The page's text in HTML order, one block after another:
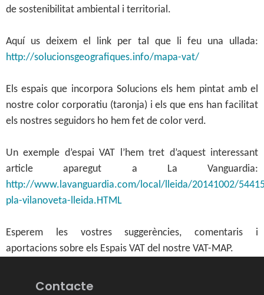
de sostenibilitat ambiental i territorial.
Aquí us deixem el link per tal que li feu una ullada:
http://solucionsgeografiques.info/mapa-vat/
Els espais que incorpora Solucions els hem pintat amb el
nostre color corporatiu (taronja) i els que ens han facilitat
els nostres seguidors ho hem fet de color verd.
Un exemple d’espai VAT l’hem tret d’aquest interessant
article aparegut a La Vanguardia:
http://www.lavanguardia.com/local/lleida/20141002/
pla-vilanoveta-lleida.HTML
Esperem les vostres suggerències, comentaris i
aportacions sobre els Espais VAT del nostre VAT-MAP.
Contacte